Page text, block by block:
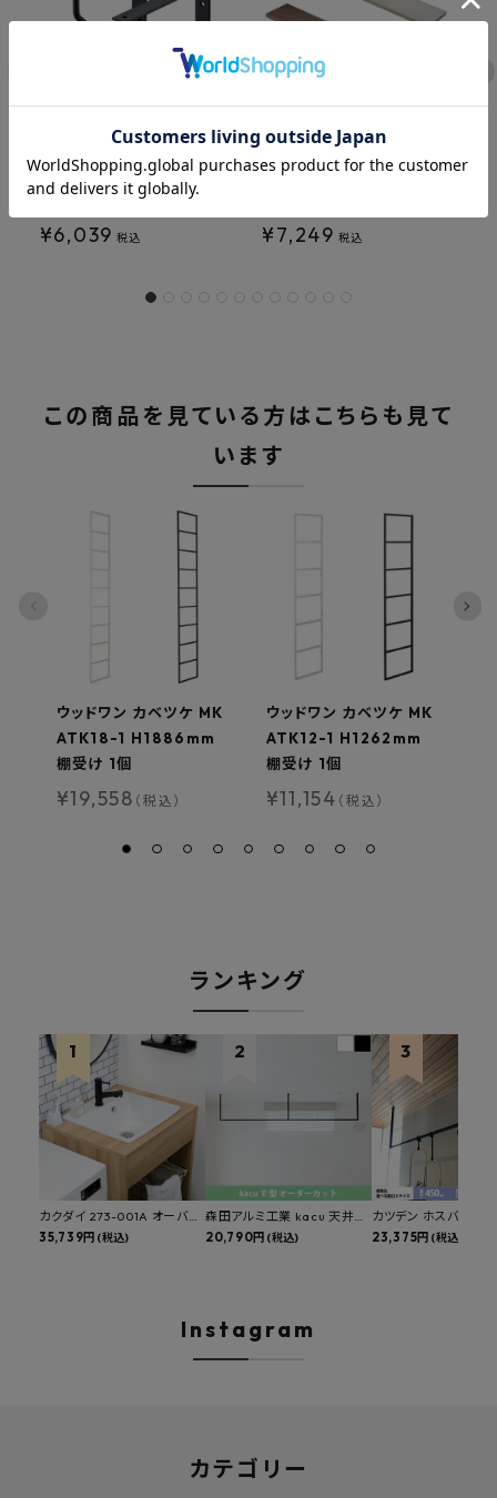
2個入 W21070-2-D
¥6,039 税込
SANEI 棚板 間口
800mm 奥行150mm 1
¥7,249 税込
この商品を見ている方はこちらも見て
います
ウッドワン カベツケ MK
ATK18-1 H1886mm
棚受け 1個
¥19,558 （税込）
ウッドワン カベツケ MK
ATK12-1 H1262mm
棚受け 1個
¥11,154 （税込）
ランキング
カクダイ 273-001A オーバー
カウンタースロップシンク 選
35,739円 (税込)
森田アルミ工業 kacu 天井付
け物干し E型 サイズオーダー
20,790円 (税込)
カツデン ホスバ 天井
物干し 標準サイズ ス
23,375円 (税込)
Instagram
カテゴリー